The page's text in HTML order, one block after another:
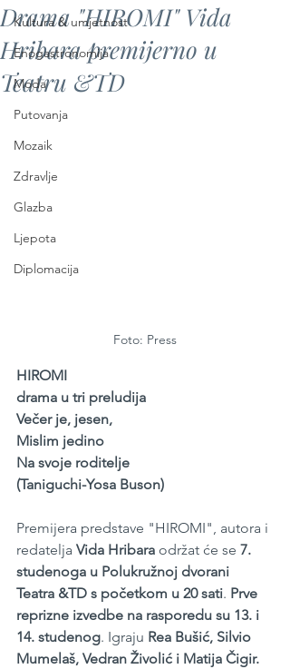
Kultura & umjetnost
Enogastronomija
Moda
Putovanja
Mozaik
Zdravlje
Glazba
Ljepota
Diplomacija
Drama "HIROMI" Vida
Hribara premijerno u
Teatru &TD
Foto: Press
HIROMI
drama u tri preludija
Večer je, jesen,
Mislim jedino
Na svoje roditelje
(Taniguchi-Yosa Buson)
Premijera predstave "HIROMI", autora i
redatelja Vida Hribara održat će se 7.
studenoga u Polukružnoj dvorani
Teatra &TD s početkom u 20 sati. Prve
reprizne izvedbe na rasporedu su 13. i
14. studenog. Igraju Rea Bušić, Silvio
Mumelaš, Vedran Živolić i Matija Čigir.